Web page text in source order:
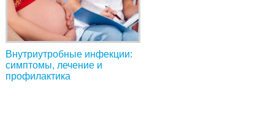
Внутриутробные инфекции:
симптомы, лечение и
профилактика